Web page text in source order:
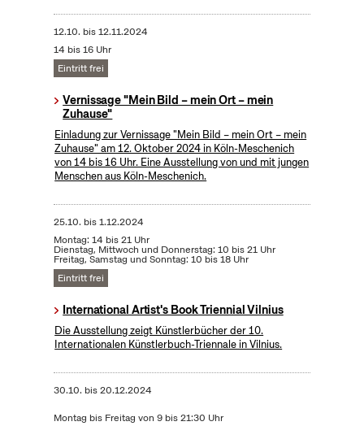
12.10. bis12.11.2024
14 bis 16 Uhr
Eintritt frei
Vernissage "Mein Bild – mein Ort – mein
Zuhause"
Einladung zur Vernissage "Mein Bild – mein Ort – mein
Zuhause" am 12. Oktober 2024 in Köln-Meschenich
von 14 bis 16 Uhr. Eine Ausstellung von und mit jungen
Menschen aus Köln-Meschenich.
25.10. bis1.12.2024
Montag: 14 bis 21 Uhr
Dienstag, Mittwoch und Donnerstag: 10 bis 21 Uhr
Freitag, Samstag und Sonntag: 10 bis 18 Uhr
Eintritt frei
International Artist's Book Triennial Vilnius
Die Ausstellung zeigt Künstlerbücher der 10.
Internationalen Künstlerbuch-Triennale in Vilnius.
30.10. bis20.12.2024
Montag bis Freitag von 9 bis 21:30 Uhr